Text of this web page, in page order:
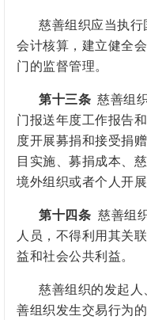
慈善组织应当执
会计核算，建立健全
门的监督管理。
第十三条 慈善组
门报送年度工作报告
度开展募捐和接受捐
目实施、募捐成本、
境外组织或者个人开展
第十四条 慈善组
人员，不得利用其关
益和社会公共利益。
慈善组织的发起
善组织发生交易行为